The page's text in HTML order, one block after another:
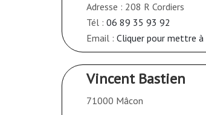
Adresse : 208 R Cordiers
Tél : 06 89 35 93 92
Email : Cliquer pour mettre à
Vincent Bastien
71000 Mâcon